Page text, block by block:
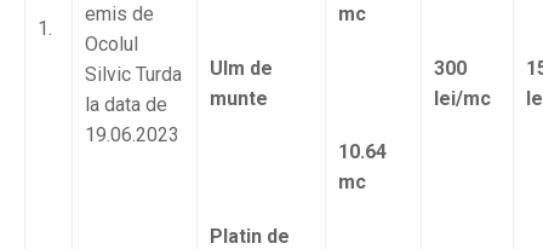
1.
emis de
Ocolul
Silvic Turda
la data de
19.06.2023
Ulm de
munte
Platin de
mc
10.64
mc
300
lei/mc